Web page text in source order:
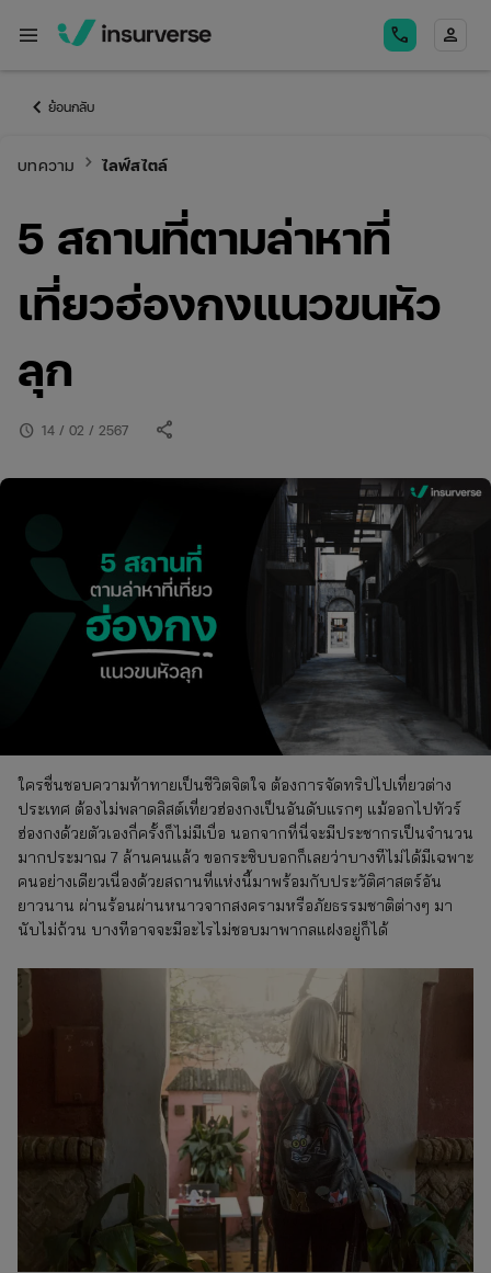
menu call person
keyboard_arrow_left ย้อนกลับ
บทความ keyboard_arrow_right ไลฟ์สไตล์
5 สถานที่ตามล่าหาที่
เที่ยวฮ่องกงแนวขนหัว
ลุก
schedule 14 / 02 / 2567 share
ใครชื่นชอบความท้าทายเป็นชีวิตจิตใจ ต้องการจัดทริปไปเที่ยวต่าง
ประเทศ ต้องไม่พลาดลิสต์เที่ยวฮ่องกงเป็นอันดับแรกๆ แม้ออกไปทัวร์
ฮ่องกงด้วยตัวเองกี่ครั้งก็ไม่มีเบื่อ นอกจากที่นี่จะมีประชากรเป็นจำนวน
มากประมาณ 7 ล้านคนแล้ว ขอกระซิบบอกก็เลยว่าบางทีไม่ได้มีเฉพาะ
คนอย่างเดียวเนื่องด้วยสถานที่แห่งนี้มาพร้อมกับประวัติศาสตร์อัน
ยาวนาน ผ่านร้อนผ่านหนาวจากสงครามหรือภัยธรรมชาติต่างๆ มา
นับไม่ถ้วน บางทีอาจจะมีอะไรไม่ชอบมาพากลแฝงอยู่ก็ได้